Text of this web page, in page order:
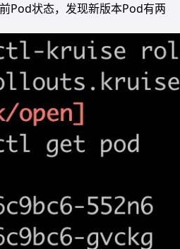
Pod状态，发现新版本Pod有两